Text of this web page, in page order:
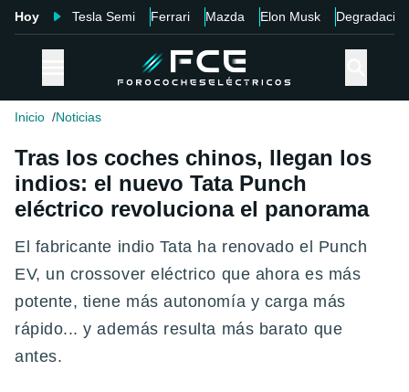
Hoy Tesla Semi Ferrari Mazda Elon Musk Degradación
Inicio Noticias
Tras los coches chinos, llegan los
indios: el nuevo Tata Punch
eléctrico revoluciona el panorama
El fabricante indio Tata ha renovado el Punch
EV, un crossover eléctrico que ahora es más
potente, tiene más autonomía y carga más
rápido... y además resulta más barato que
antes.